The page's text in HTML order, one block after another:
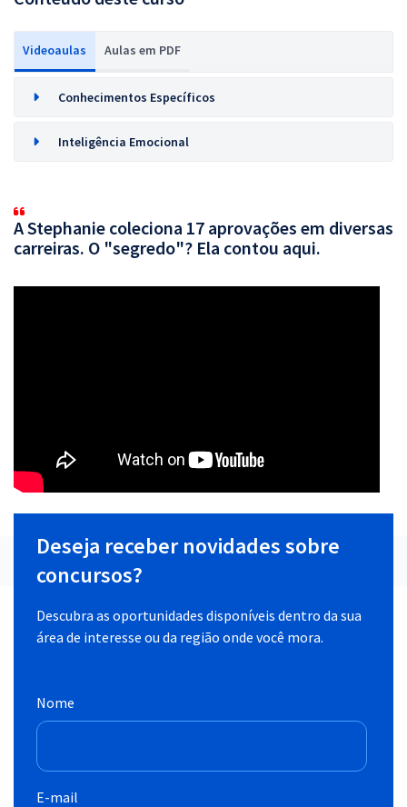
Videoaulas Aulas em PDF
Conhecimentos Específicos
Inteligência Emocional
A Stephanie coleciona 17 aprovações em diversas
carreiras. O "segredo"? Ela contou aqui.
Deseja receber novidades sobre
concursos?
Descubra as oportunidades disponíveis dentro da sua
área de interesse ou da região onde você mora.
Nome
E-mail